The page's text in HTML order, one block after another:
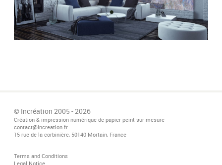
© Incréation 2005 - 2026
Création & impression numérique de papier peint sur mesure
contact@increation.fr
15 rue de la corbinière, 50140 Mortain, France
Terms and Conditions
Legal Notice